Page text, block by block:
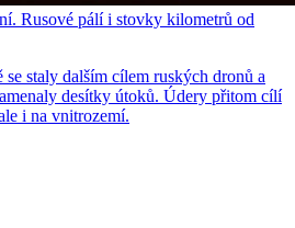
Rusové pálí i stovky kilometrů od
staly dalším cílem ruských dronů a
desítky útoků. Údery přitom cílí
i na vnitrozemí.